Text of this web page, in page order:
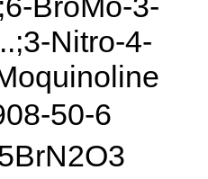
Nitro-4-
50-6